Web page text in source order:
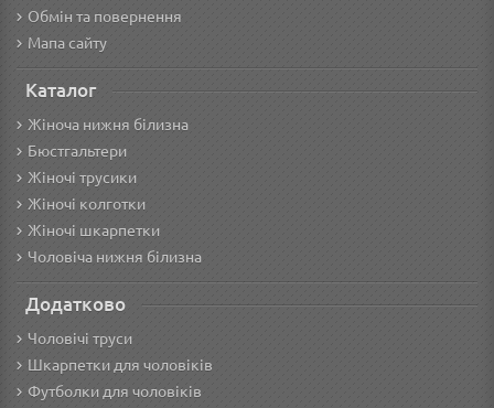
Обмін та повернення
Мапа сайту
Каталог
Жіноча нижня білизна
Бюстгальтери
Жіночі трусики
Жіночі колготки
Жіночі шкарпетки
Чоловіча нижня білизна
Додатково
Чоловічі труси
Шкарпетки для чоловіків
Футболки для чоловіків